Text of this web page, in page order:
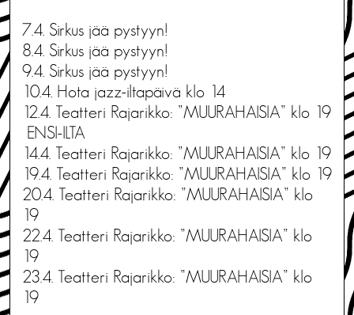
7.4. Sirkus jää pystyyn!
8.4. Sirkus jää pystyyn!
9.4. Sirkus jää pystyyn!
10.4. Hota jazz-iltapäivä klo 14
12.4. Teatteri Rajarikko: ”MUURAHAISIA” klo 19
ENSI-ILTA
14.4. Teatteri Rajarikko: ”MUURAHAISIA” klo 19
19.4. Teatteri Rajarikko: ”MUURAHAISIA” klo 19
20.4. Teatteri Rajarikko: ”MUURAHAISIA” klo
19
22.4. Teatteri Rajarikko: ”MUURAHAISIA” klo
19
23.4. Teatteri Rajarikko: ”MUURAHAISIA” klo
19